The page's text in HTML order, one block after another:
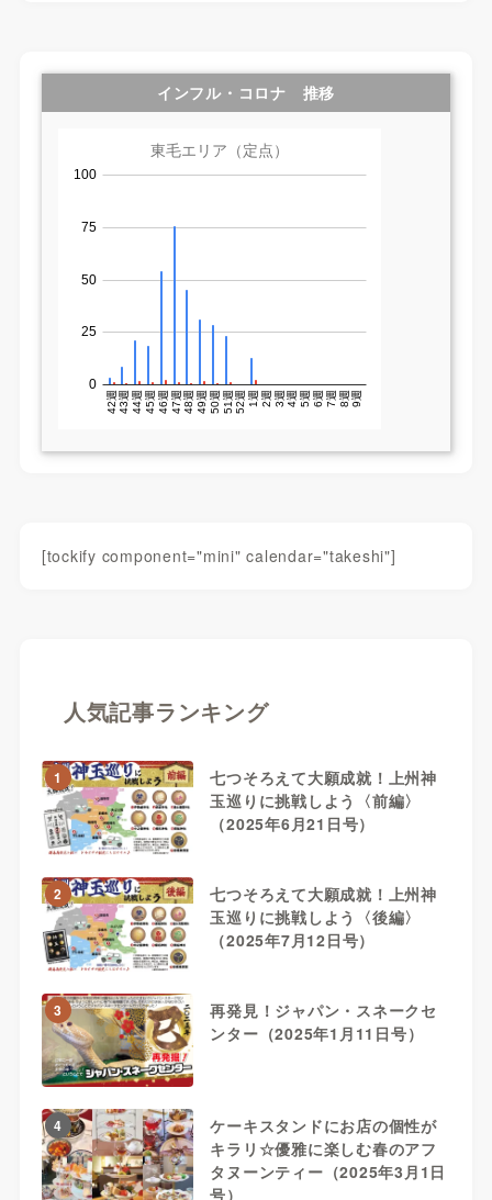
インフル・コロナ 推移
[tockify component="mini" calendar="takeshi"]
人気記事ランキング
1
七つそろえて大願成就！上州神
玉巡りに挑戦しよう〈前編〉
（2025年6月21日号）
2
七つそろえて大願成就！上州神
玉巡りに挑戦しよう〈後編〉
（2025年7月12日号）
3
再発見！ジャパン・スネークセ
ンター（2025年1月11日号）
4
ケーキスタンドにお店の個性が
キラリ☆優雅に楽しむ春のアフ
タヌーンティー（2025年3月1日
号）